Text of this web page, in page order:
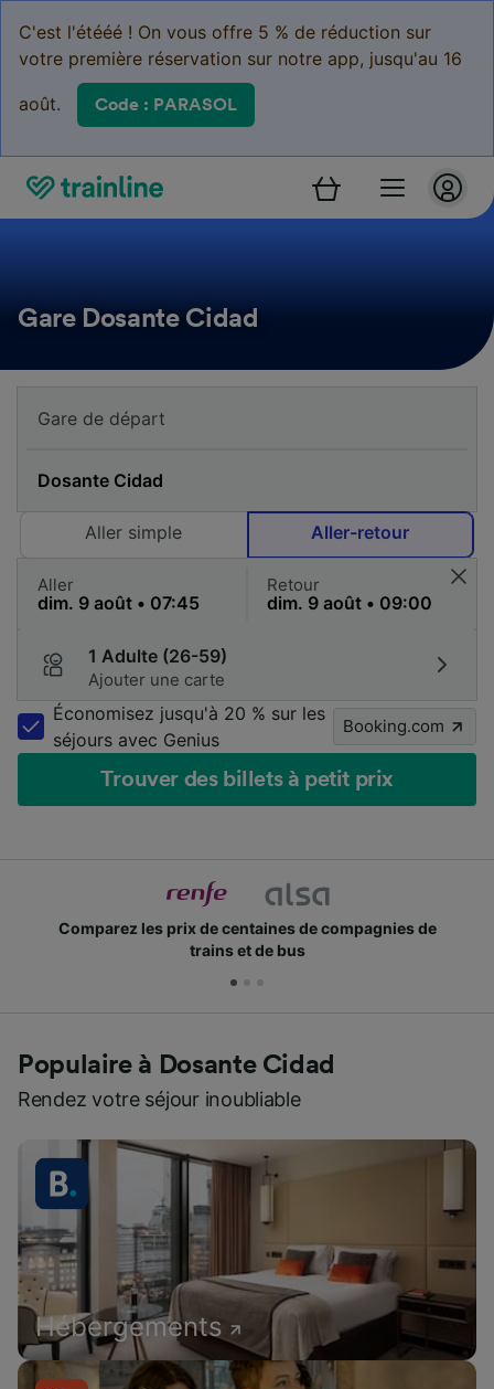
C'est l'étééé ! On vous offre 5 % de réduction sur
votre première réservation sur notre app, jusqu'au 16
août. Code : PARASOL
Gare Dosante Cidad
Aller simple Aller-retour
Aller Retour
1 Adulte (26-59)
Ajouter une carte
Économisez jusqu'à 20 % sur les
séjours avec Genius
Booking.com
Trouver des billets à petit prix
Comparez les prix de centaines de compagnies de
trains et de bus
Populaire à Dosante Cidad
Rendez votre séjour inoubliable
Hébergements